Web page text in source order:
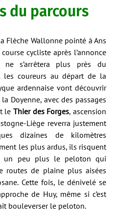
du parcours
Flèche Wallonne pointé à Ans
cycliste après l’annonce
ne s’arrêtera plus près du
les coureurs au départ de la
ardennaise vont découvrir
Doyenne, avec des passages
le Thier des Forges, ascension
Liège reverra justement
dizaines de kilomètres
les plus ardus, ils risquent
un peu plus le peloton qui
routes de plaine plus aisées
Cette fois, le dénivelé se
de Huy, même si c’est
bouleverser le peloton.